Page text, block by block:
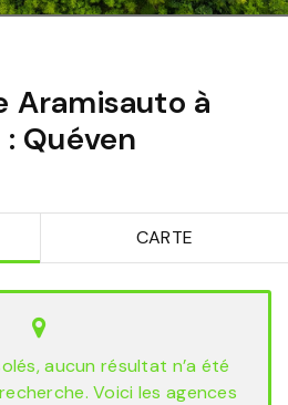
Aramisauto à
Quéven
CARTE
aucun résultat n’a été
Voici les agences